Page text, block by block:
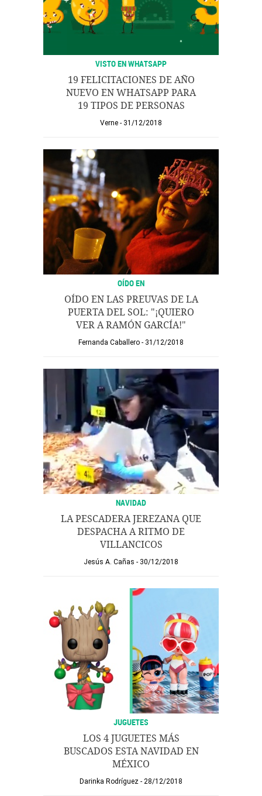
VISTO EN WHATSAPP
19 FELICITACIONES DE AÑO
NUEVO EN WHATSAPP PARA
19 TIPOS DE PERSONAS
Verne 31/12/2018
OÍDO EN
OÍDO EN LAS PREUVAS DE LA
PUERTA DEL SOL: "¡QUIERO
VER A RAMÓN GARCÍA!"
Fernanda Caballero 31/12/2018
NAVIDAD
LA PESCADERA JEREZANA QUE
DESPACHA A RITMO DE
VILLANCICOS
Jesús A. Cañas 30/12/2018
JUGUETES
LOS 4 JUGUETES MÁS
BUSCADOS ESTA NAVIDAD EN
MÉXICO
Darinka Rodríguez 28/12/2018